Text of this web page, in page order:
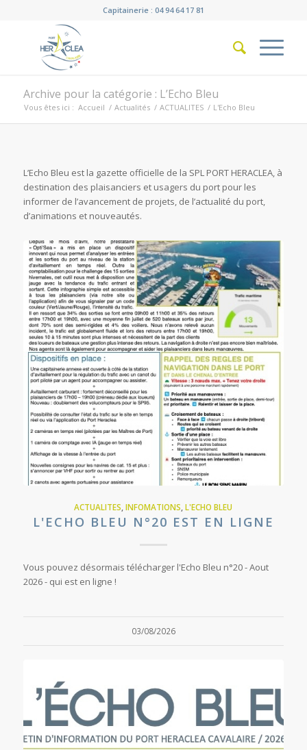
Capitainerie : 04 94 64 17 81
Archive pour la catégorie : L’Echo Bleu
Vous êtes ici : Accueil / Actualités / ACTUALITES / L'Echo Bleu
L’Echo Bleu est la gazette officielle de la SPL PORT HERACLEA, à
destination des plaisanciers et usagers du port pour les
informer de l’avancement de projets, de l’actualité du port,
d’animations et nouveautés.
ACTUALITES ,INFOMATIONS ,L'ECHO BLEU
L'ECHO BLEU N°20 EST EN LIGNE
Vous pouvez désormais télécharger l'Echo Bleu n°20 - Aout
2026 - qui est en ligne !
03/08/2026